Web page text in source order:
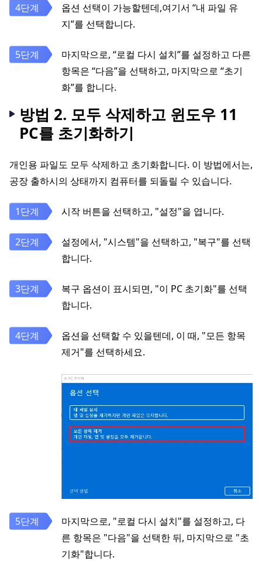
옵션 선택이 가능할텐데,여기서 “내 파일 유
지”를 선택합니다.
마지막으로, “로컬 다시 설치”를 설정하고 다른
항목은 “다음”을 선택하고, 마지막으로 “초기
화”를 합니다.
방법 2. 모두 삭제하고 윈도우 11
PC를 초기화하기
개인용 파일도 모두 삭제하고 초기화합니다. 이 방법에서는,
공장 출하시의 상태까지 컴퓨터를 되돌릴 수 있습니다.
시작 버튼을 선택하고, "설정"을 엽니다.
설정에서, "시스템"을 선택하고, "복구"를 선택
합니다.
복구 옵션이 표시되면, "이 PC 초기화"를 선택
합니다.
옵션을 선택할 수 있을텐데, 이 때, "모든 항목
제거"를 선택하세요.
마지막으로, "로컬 다시 설치"를 설정하고, 다
른 항목은 "다음"을 선택한 뒤, 마지막으로 "초
기화"합니다.